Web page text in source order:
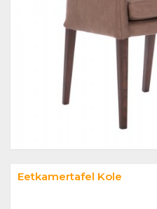
Eetkamertafel Kole